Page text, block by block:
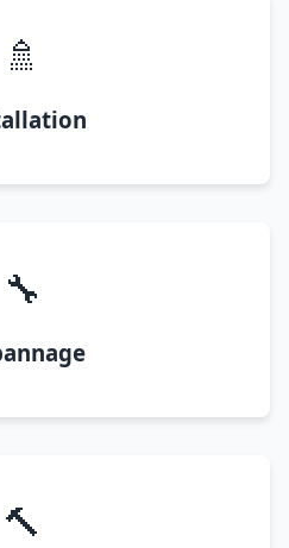
🚿
🔧
🔨